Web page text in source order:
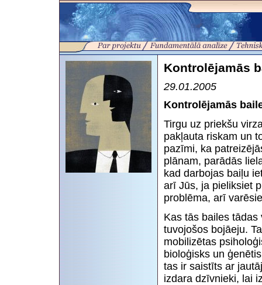
Kontrolējamās
29.01.2005
Kontrolējamās
Tirgu uz priekšu
pakļauta riskam un
pazīmi, ka
plānam, parādās
kad darbojas baiļu
arī Jūs, ja pieliksiet
problēma, arī
Kas tās bailes
tuvojošos bojāeju.
mobilizētas
bioloģisks un
tas ir saistīts ar
izdara dzīvnieki, lai